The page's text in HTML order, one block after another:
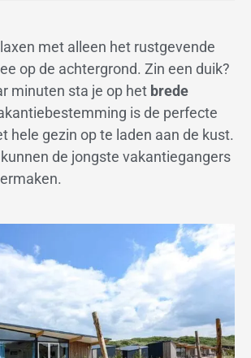
met alleen het rustgevende
op de achtergrond. Zin een duik?
minuten sta je op het brede
is de perfecte
hele gezin op te laden aan de kust.
de jongste vakantiegangers